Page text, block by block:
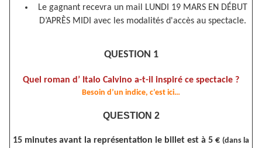
Le gagnant recevra un mail LUNDI 19 MARS EN DÉBUT
D’APRÈS MIDI avec les modalités d'accès au spectacle.
QUESTION 1
Quel roman d’ Italo Calvino a-t-il inspiré ce spectacle ?
Besoin d’un indice, c’est ici…
QUESTION 2
15 minutes avant la représentation le billet est à 5 € (dans la